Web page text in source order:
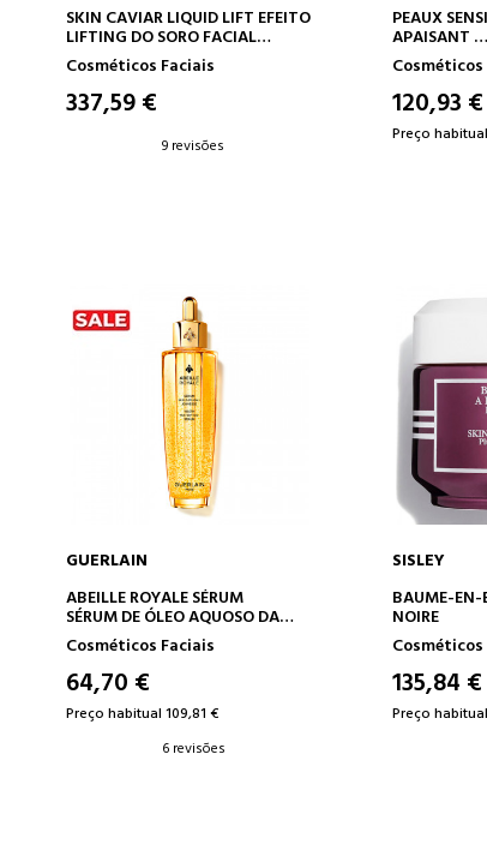
ADICIONAR AO CARRINHO
SKIN CAVIAR LIQUID LIFT EFEITO
LIFTING DO SORO FACIAL
CAVIAR
Cosméticos Faciais
337,59 €
9 revisões
PEAUX
APAISANT
SENSÍVEL
120,93 €
Preço
ADICIONAR AO CARRINHO
GUERLAIN
ABEILLE ROYALE SÉRUM
SÉRUM DE ÓLEO AQUOSO DA
JUVENTUDE
Cosméticos Faciais
64,70 €
Preço habitual 109,81 €
6 revisões
SISLEY
BAUME-EN-
NOIRE
135,84 €
Preço